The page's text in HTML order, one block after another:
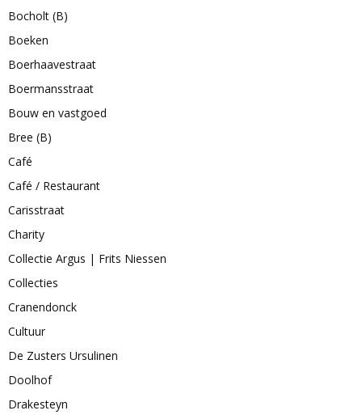
Bocholt (B)
Boeken
Boerhaavestraat
Boermansstraat
Bouw en vastgoed
Bree (B)
Café
Café / Restaurant
Carisstraat
Charity
Collectie Argus | Frits Niessen
Collecties
Cranendonck
Cultuur
De Zusters Ursulinen
Doolhof
Drakesteyn